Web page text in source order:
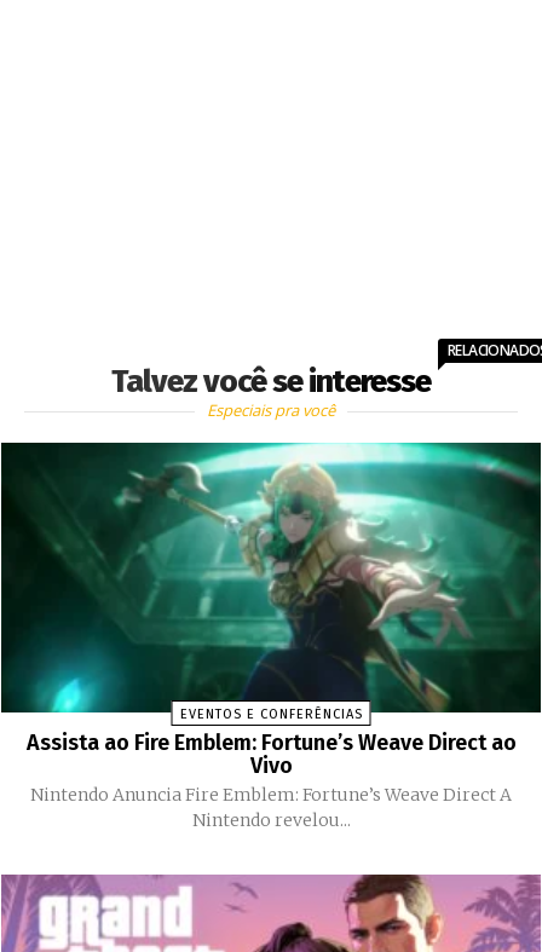
Talvez você se interesse
Especiais pra você
EVENTOS E CONFERÊNCIAS
Assista ao Fire Emblem: Fortune’s Weave Direct ao
Vivo
Nintendo Anuncia Fire Emblem: Fortune’s Weave Direct A
Nintendo revelou...